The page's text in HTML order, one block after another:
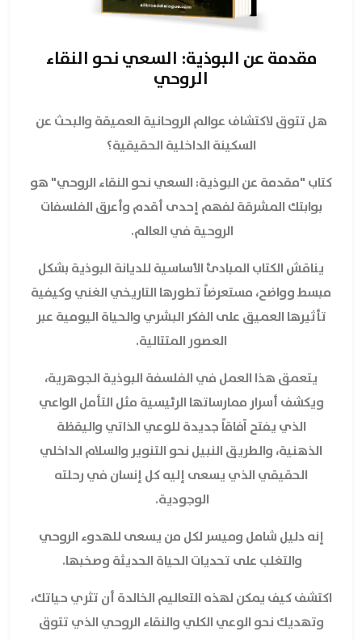
مقدمة عن البوذية: السعي نحو النقاء
الروحي
هل تتوق لاكتشاف عوالم الروحانية العميقة والبحث عن
السكينة الداخلية الحقيقية؟
كتاب "مقدمة عن البوذية: السعي نحو النقاء الروحي" هو
بوابتك المشرقة لفهم إحدى أقدم وأعرق الفلسفات
الروحية في العالم.
يناقش الكتاب المبادئ الأساسية للديانة البوذية بشكل
مبسط وواضح، مستعرضاً تطورها التاريخي الغني وكيفية
تأثيرها العميق على الفكر البشري والحياة اليومية عبر
العصور المتتالية.
يتعمق هذا العمل في الفلسفة البوذية الجوهرية،
ويكشف أسرار ممارساتها الرئيسية مثل التأمل الواعي
الذي يفتح آفاقاً جديدة للوعي الذاتي واليقظة
الذهنية، والطريق النبيل نحو التنوير والسلام الداخلي
الحقيقي الذي يسعى إليه كل إنسان في رحلته
الوجودية.
إنه دليل شامل وميسر لكل من يسعى للهدوء الروحي
والتغلب على تحديات الحياة الحديثة وصخبها.
اكتشف كيف يمكن لهذه التعاليم الخالدة أن تثري حياتك،
وتهديك نحو الوعي الكلي والنقاء الروحي الذي تتوق